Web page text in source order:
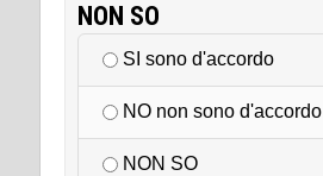
NON SO
SI sono d'accordo
NO non sono d'accordo
NON SO